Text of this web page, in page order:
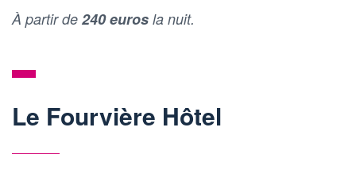
À partir de 240 euros la nuit.
Le Fourvière Hôtel